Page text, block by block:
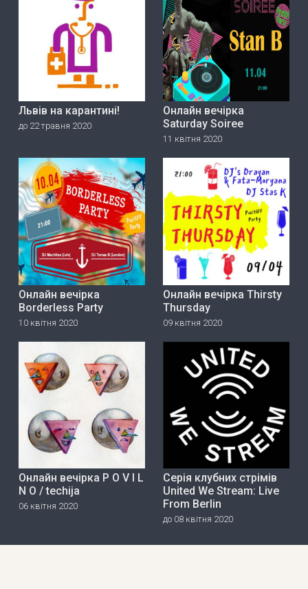
Львів на карантині!
до 22 травня 2020
Онлайн вечірка
Saturday Soiree
11 квітня 2020
Онлайн вечірка
Borderless Party
10 квітня 2020
Онлайн вечірка Thirsty
Thursday
09 квітня 2020
Онлайн вечірка P O V I L
N O / techija
06 квітня 2020
Серія клубних стрімів
United We Stream: Live
From Berlin
до 08 квітня 2020